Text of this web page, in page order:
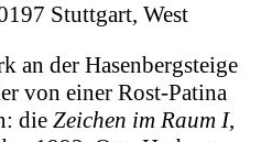
Stuttgart, West
an der Hasenbergsteige
von einer Rost-Patina
die Zeichen im Raum I,